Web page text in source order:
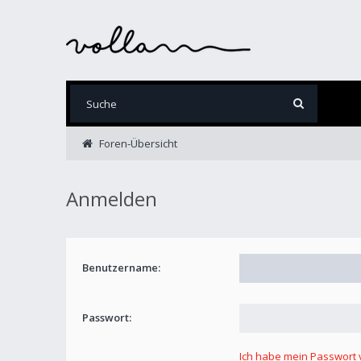
Foren-Übersicht
Anmelden
Benutzername:
Passwort:
Ich habe mein Passwort